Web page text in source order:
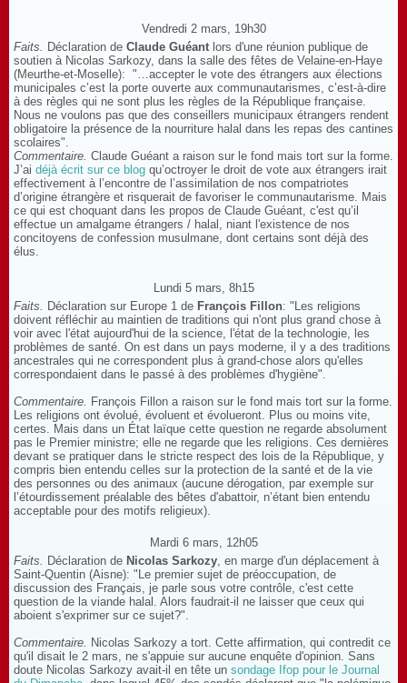
Vendredi 2 mars, 19h30
Faits. Déclaration de Claude Guéant lors d'une réunion publique de
soutien à Nicolas Sarkozy, dans la salle des fêtes de Velaine-en-Haye
(Meurthe-et-Moselle): "…accepter le vote des étrangers aux élections
municipales c’est la porte ouverte aux communautarismes, c’est-à-dire
à des règles qui ne sont plus les règles de la République française.
Nous ne voulons pas que des conseillers municipaux étrangers rendent
obligatoire la présence de la nourriture halal dans les repas des cantines
scolaires".
Commentaire. Claude Guéant a raison sur le fond mais tort sur la forme.
J’ai déjà écrit sur ce blog qu’octroyer le droit de vote aux étrangers irait
effectivement à l’encontre de l’assimilation de nos compatriotes
d’origine étrangère et risquerait de favoriser le communautarisme. Mais
ce qui est choquant dans les propos de Claude Guéant, c'est qu’il
effectue un amalgame étrangers / halal, niant l'existence de nos
concitoyens de confession musulmane, dont certains sont déjà des
élus.
Lundi 5 mars, 8h15
Faits. Déclaration sur Europe 1 de François Fillon: "Les religions
doivent réfléchir au maintien de traditions qui n'ont plus grand chose à
voir avec l'état aujourd'hui de la science, l'état de la technologie, les
problèmes de santé. On est dans un pays moderne, il y a des traditions
ancestrales qui ne correspondent plus à grand-chose alors qu'elles
correspondaient dans le passé à des problèmes d'hygiène".
Commentaire. François Fillon a raison sur le fond mais tort sur la forme.
Les religions ont évolué, évoluent et évolueront. Plus ou moins vite,
certes. Mais dans un État laïque cette question ne regarde absolument
pas le Premier ministre; elle ne regarde que les religions. Ces dernières
devant se pratiquer dans le stricte respect des lois de la République, y
compris bien entendu celles sur la protection de la santé et de la vie
des personnes ou des animaux (aucune dérogation, par exemple sur
l’étourdissement préalable des bêtes d'abattoir, n’étant bien entendu
acceptable pour des motifs religieux).
Mardi 6 mars, 12h05
Faits. Déclaration de Nicolas Sarkozy, en marge d'un déplacement à
Saint-Quentin (Aisne): "Le premier sujet de préoccupation, de
discussion des Français, je parle sous votre contrôle, c'est cette
question de la viande halal. Alors faudrait-il ne laisser que ceux qui
aboient s'exprimer sur ce sujet?".
Commentaire. Nicolas Sarkozy a tort. Cette affirmation, qui contredit ce
qu'il disait le 2 mars, ne s'appuie sur aucune enquête d'opinion. Sans
doute Nicolas Sarkozy avait-il en tête un sondage Ifop pour le Journal